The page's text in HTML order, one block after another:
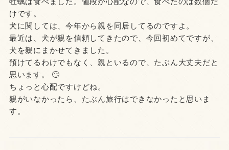
けです。
犬に関しては、今年から親を同居してるのですよ。
最近は、犬が親を信頼してきたので、今回初めてですが、
犬を親にまかせてきました。
預けてるわけでもなく、親といるので、たぶん大丈夫だと
思います。 🙄
ちょっと心配ですけどね。
親がいなかったら、たぶん旅行はできなかったと思いま
す。